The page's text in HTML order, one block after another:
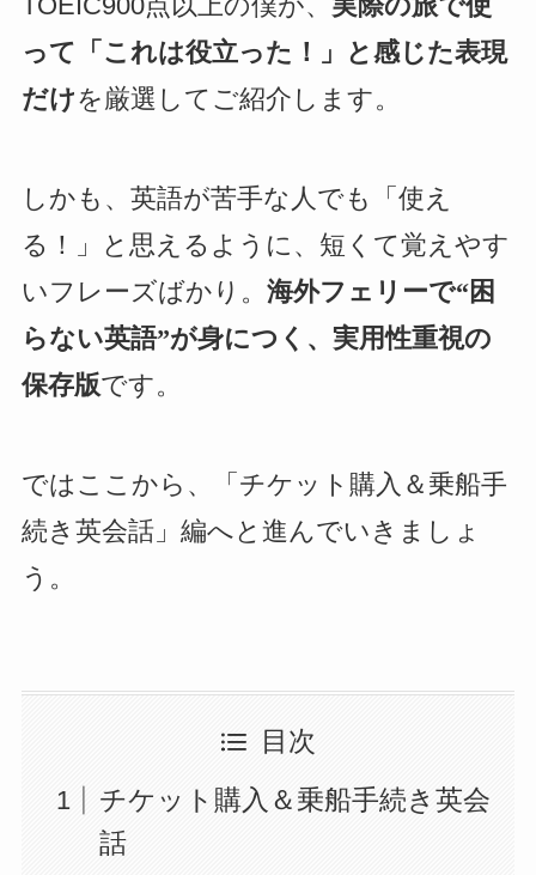
って「これは役立った！」と感じた表現
だけを厳選してご紹介します。
しかも、英語が苦手な人でも「使え
る！」と思えるように、短くて覚えやす
いフレーズばかり。 海外フェリーで“困
らない英語”が身につく、実用性重視の
保存版です。
ではここから、「チケット購入＆乗船手
続き英会話」編へと進んでいきましょ
う。
目次
チケット購入＆乗船手続き英会
話